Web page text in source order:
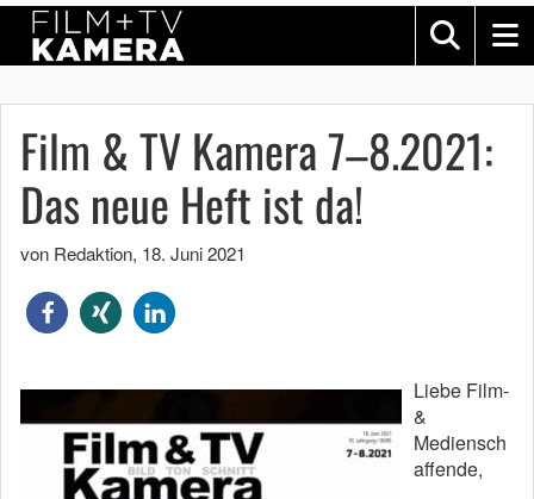
Film & TV Kamera 7–8.2021:
Das neue Heft ist da!
von Redaktion, 18. Juni 2021
Liebe Film-
&
Mediensch
affende,